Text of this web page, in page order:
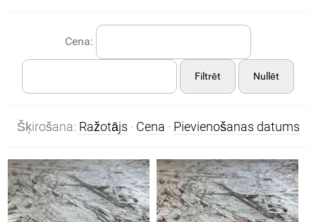
Cena:
Filtrēt Nullēt
Šķirošana: Ražotājs · Cena · Pievienošanas datums